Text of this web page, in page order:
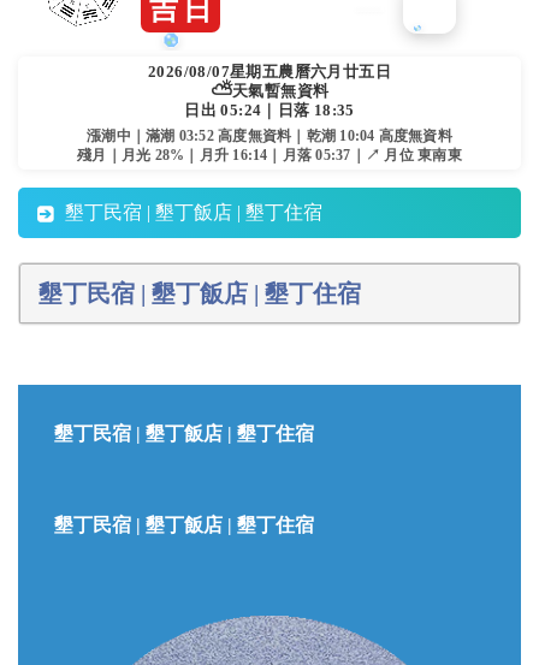
吉 日
2026/08/07星期五農曆六月廿五日
⛅天氣暫無資料
日出 05:24｜日落 18:35
漲潮中｜滿潮 03:52 高度無資料｜乾潮 10:04 高度無資料
殘月｜月光 28%｜月升 16:14｜月落 05:37｜↗ 月位 東南東
墾丁民宿 | 墾丁飯店 | 墾丁住宿
墾丁民宿 | 墾丁飯店 | 墾丁住宿
墾丁民宿 | 墾丁飯店 | 墾丁住宿
墾丁民宿 | 墾丁飯店 | 墾丁住宿